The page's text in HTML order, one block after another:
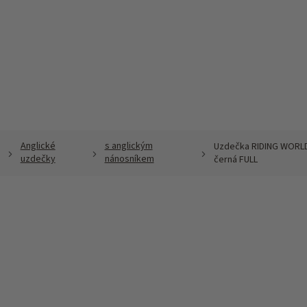
Anglické
uzdečky
s anglickým
nánosníkem
Uzdečka RIDING
černá FULL